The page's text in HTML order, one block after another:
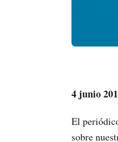
4 junio
El
sobre